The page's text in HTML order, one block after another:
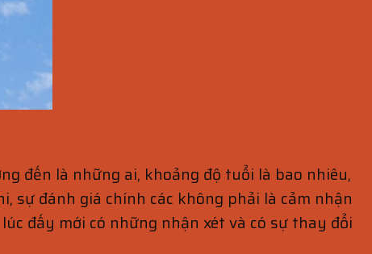
đến là những ai, khoảng độ tuổi là bao nhiêu,
sự đánh giá chính các không phải là cảm nhận
đấy mới có những nhận xét và có sự thay đổi